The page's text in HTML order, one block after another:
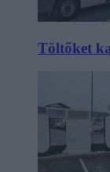
Töltőket